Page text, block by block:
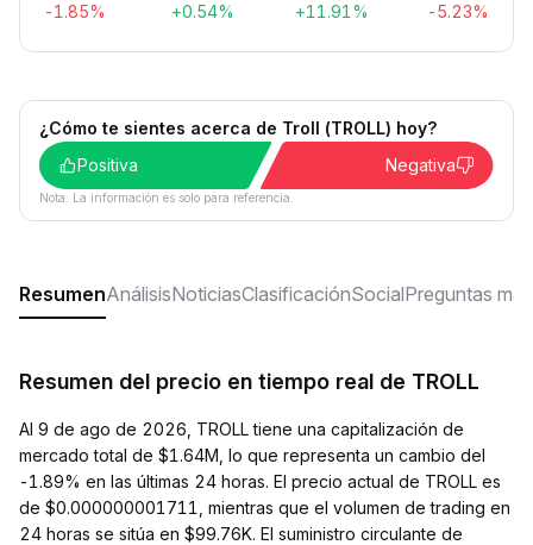
-1.85% +0.54% +11.91% -5.23%
¿Cómo te sientes acerca de Troll (TROLL) hoy?
Positiva
Negativa
Nota: La información es solo para referencia.
ResumenAnálisisNoticiasClasificaciónSocialPreguntas
Resumen del precio en tiempo real de TROLL
Al 9 de ago de 2026, TROLL tiene una capitalización de
mercado total de $1.64M, lo que representa un cambio del
-1.89% en las últimas 24 horas. El precio actual de TROLL es
de $0.000000001711, mientras que el volumen de trading en
24 horas se sitúa en $99.76K. El suministro circulante de